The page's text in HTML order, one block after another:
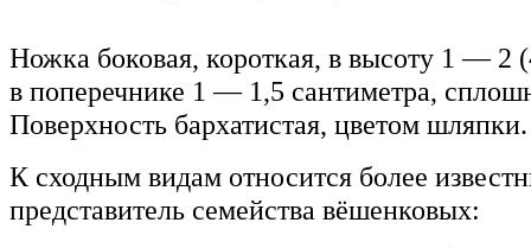
Ножка боковая, короткая, в высоту 1 — 2
в поперечнике 1 — 1,5 сантиметра,
Поверхность бархатистая, цветом шляпки.
К сходным видам относится более
представитель семейства вёшенковых: